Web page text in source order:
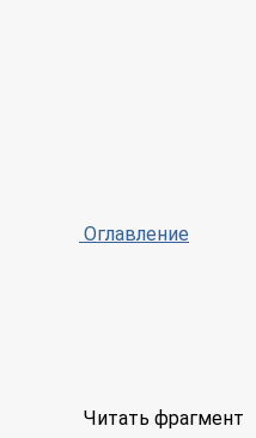
Оглавление
Читать фрагмент